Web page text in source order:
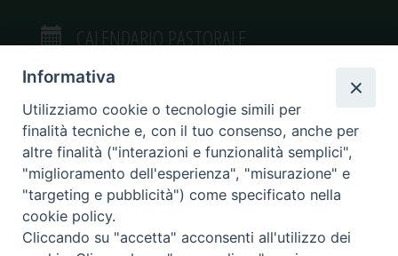
CALENDARIO PASTORALE
VIDEOGALLERY
PHOTOGALLERY
Informativa
Utilizziamo cookie o tecnologie simili per
finalità tecniche e, con il tuo consenso, anche per
altre finalità ("interazioni e funzionalità semplici",
"miglioramento dell'esperienza", "misurazione" e
"targeting e pubblicità") come specificato nella
cookie policy.
Cliccando su "accetta" acconsenti all'utilizzo dei